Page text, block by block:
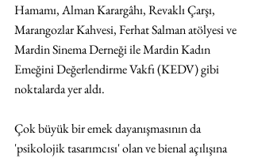
Hamamı, Alman Karargâhı, Revaklı Çarşı,
Marangozlar Kahvesi, Ferhat Salman atölyesi ve
Mardin Sinema Derneği ile Mardin Kadın
Emeğini Değerlendirme Vakfı (KEDV) gibi
noktalarda yer aldı.
Çok büyük bir emek dayanışmasının da
'psikolojik tasarımcısı' olan ve bienal açılışına